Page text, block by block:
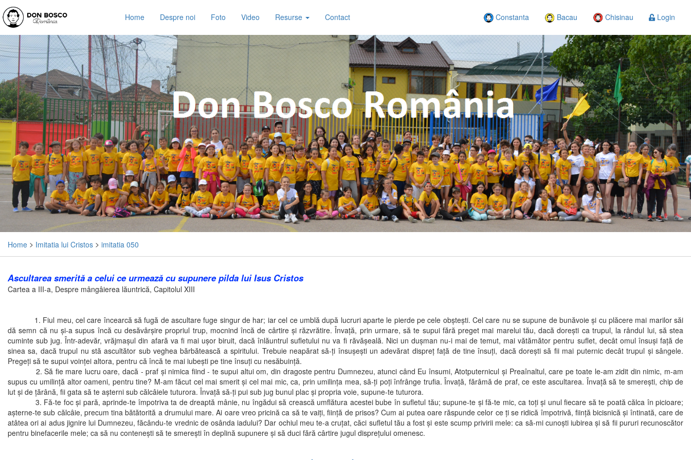
Home Despre noi Foto Video Resurse Contact Constanta Bacau Chisinau Login
Home > Imitatia lui Cristos > imitatia 050
Ascultarea smerită a celui ce urmează cu supunere pilda lui Isus Cristos
Cartea a III-a, Despre mângâierea lăuntrică, Capitolul XIII
1. Fiul meu, cel care încearcă să fugă de ascultare fuge singur de har; iar cel ce umblă după lucruri aparte le pierde pe cele obşteşti. Cel care nu se supune de bunăvoie şi cu plăcere mai marilor săi
dă semn că nu şi-a supus încă cu desăvârşire propriul trup, mocnind încă de cârtire şi răzvrătire. Învaţă, prin urmare, să te supui fără preget mai marelui tău, dacă doreşti ca trupul, la rândul lui, să stea
cuminte sub jug. Într-adevăr, vrăjmaşul din afară va fi mai uşor biruit, dacă înlăuntrul sufletului nu va fi răvăşeală. Nici un duşman nu-i mai de temut, mai vătămător pentru suflet, decât omul însuşi faţă de
sinea sa, dacă trupul nu stă ascultător sub veghea bărbătească a spiritului. Trebuie neapărat să-ţi însuşeşti un adevărat dispreţ faţă de tine însuţi, dacă doreşti să fii mai puternic decât trupul şi sângele.
Pregeţi să te supui voinţei altora, pentru că încă te mai iubeşti pe tine însuţi cu nesăbuinţă.
2. Să fie mare lucru oare, dacă - praf şi nimica fiind - te supui altui om, din dragoste pentru Dumnezeu, atunci când Eu însumi, Atotputernicul şi Preaînaltul, care pe toate le-am zidit din nimic, m-am
supus cu umilinţă altor oameni, pentru tine? M-am făcut cel mai smerit şi cel mai mic, ca, prin umilinţa mea, să-ţi poţi înfrânge trufia. Învaţă, fărâmă de praf, ce este ascultarea. Învaţă să te smereşti, chip de
lut şi de ţărână, fii gata să te aşterni sub călcâiele tuturora. Învaţă să-ţi pui sub jug bunul plac şi propria voie, supune-te tuturora.
3. Fă-te foc şi pară, aprinde-te împotriva ta de dreaptă mânie, nu îngădui să crească umflătura acestei bube în sufletul tău; supune-te şi fă-te mic, ca toţi şi unul fiecare să te poată călca în picioare;
aşterne-te sub călcâie, precum tina bătătorită a drumului mare. Ai oare vreo pricină ca să te vaiţi, fiinţă de prisos? Cum ai putea oare răspunde celor ce ţi se ridică împotrivă, fiinţă bicisnică şi întinată, care de
atâtea ori ai adus jignire lui Dumnezeu, făcându-te vrednic de osânda iadului? Dar ochiul meu te-a cruţat, căci sufletul tău a fost şi este scump privirii mele: ca să-mi cunoşti iubirea şi să fii pururi recunoscător
pentru binefacerile mele; ca să nu conteneşti să te smereşti în deplină supunere şi să duci fără cârtire jugul dispreţului omenesc.